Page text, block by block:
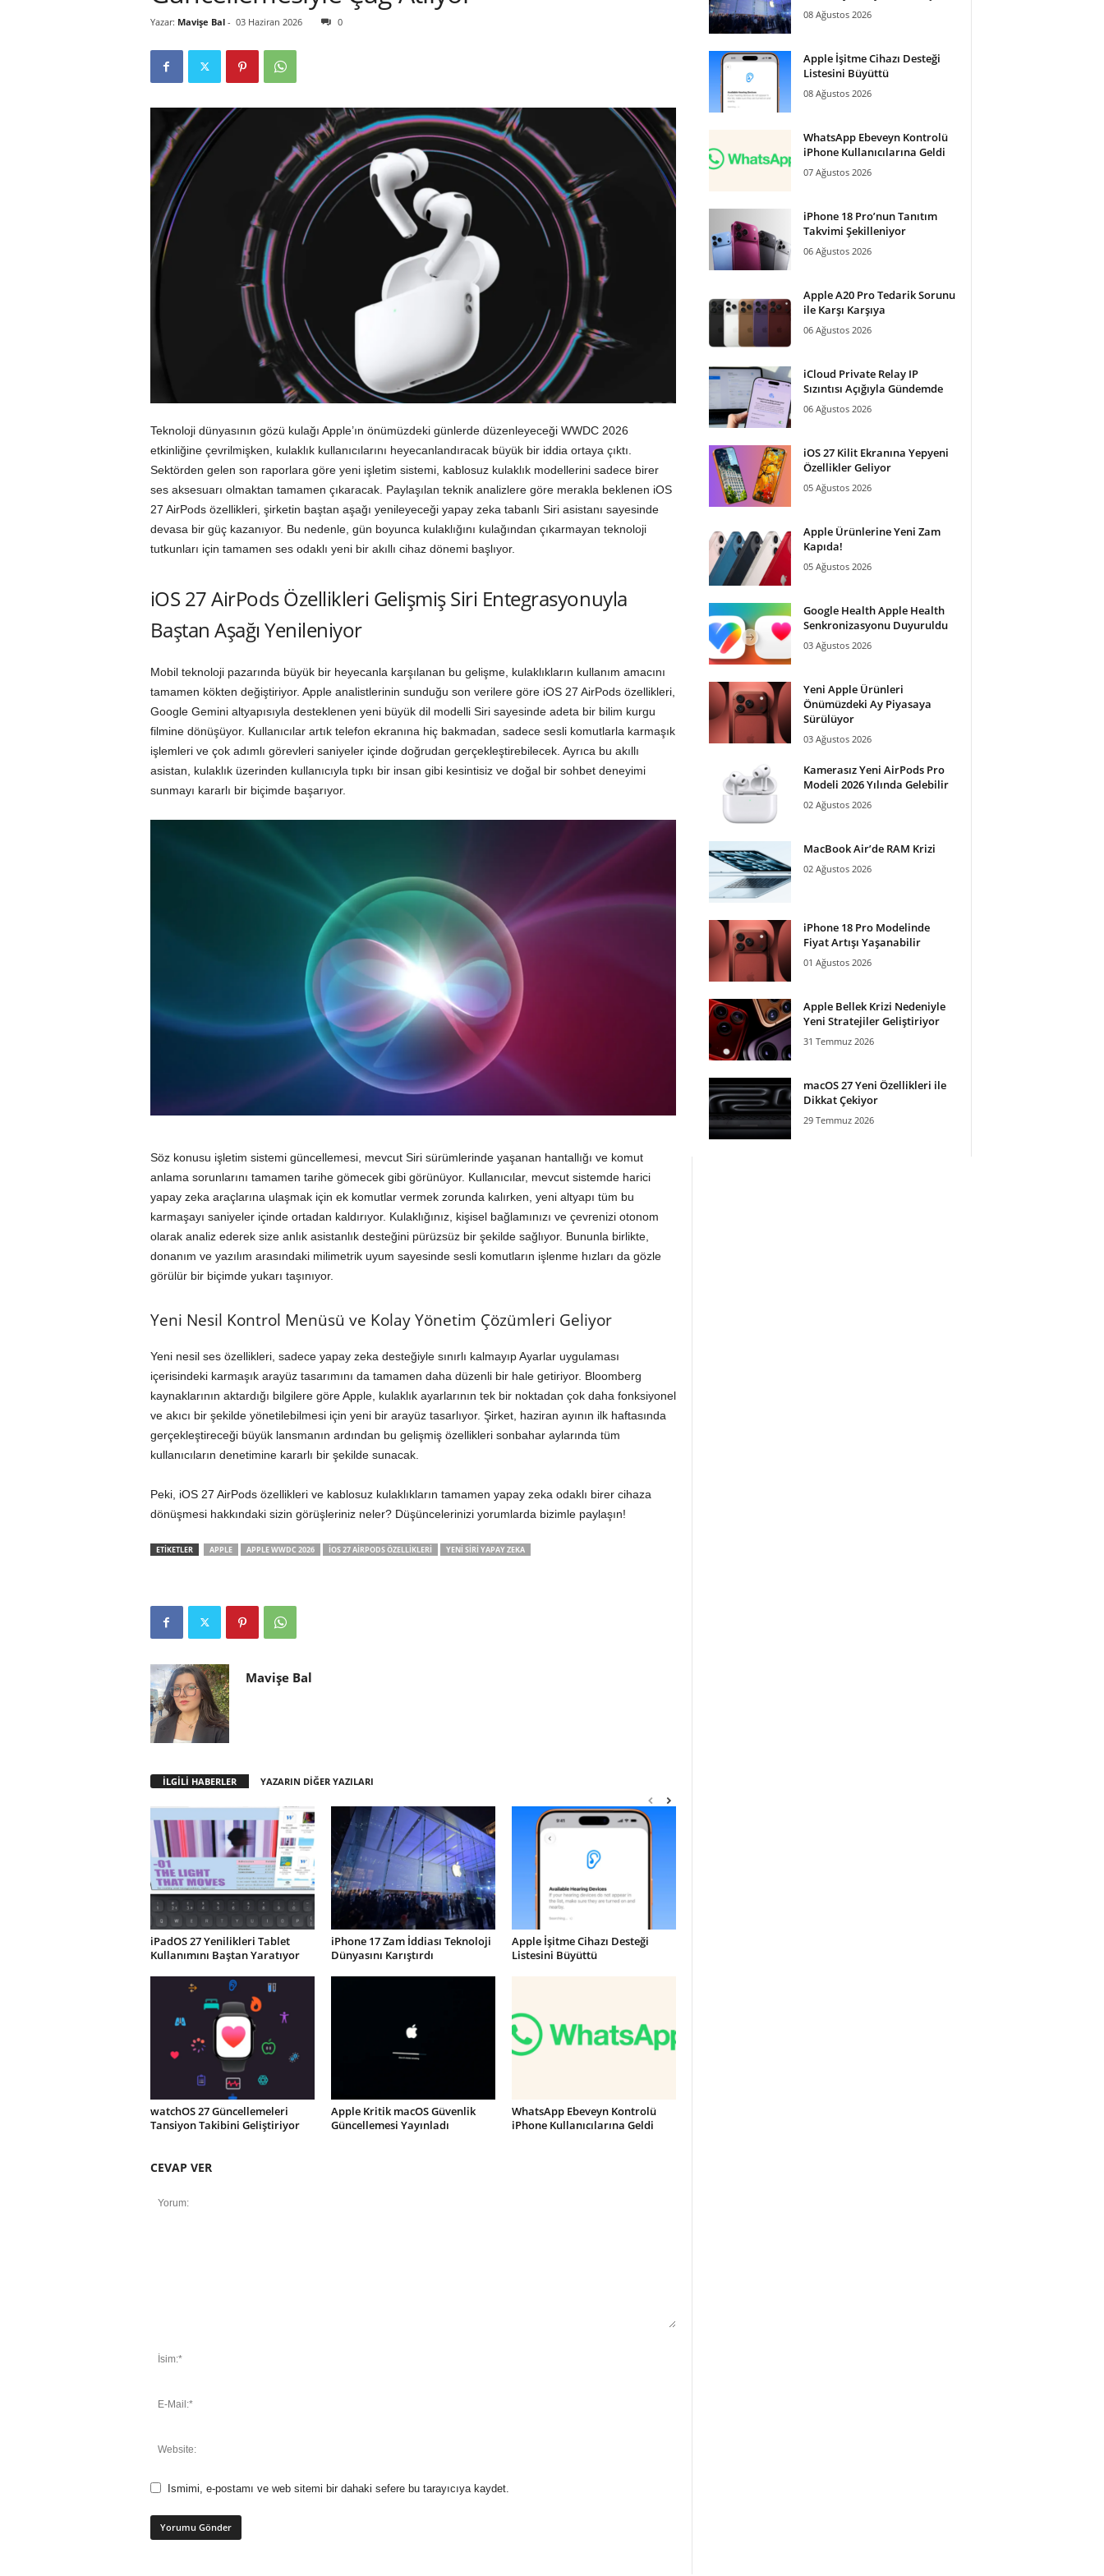
i
a
Yazar: Mavişe Bal- 03 Haziran 2026 0
Teknoloji dünyasının gözü kulağı Apple’ın önümüzdeki günlerde düzenleyeceği WWDC 2026
etkinliğine çevrilmişken, kulaklık kullanıcılarını heyecanlandıracak büyük bir iddia ortaya çıktı.
Sektörden gelen son raporlara göre yeni işletim sistemi, kablosuz kulaklık modellerini sadece birer
ses aksesuarı olmaktan tamamen çıkaracak. Paylaşılan teknik analizlere göre merakla beklenen iOS
27 AirPods özellikleri, şirketin baştan aşağı yenileyeceği yapay zeka tabanlı Siri asistanı sayesinde
devasa bir güç kazanıyor. Bu nedenle, gün boyunca kulaklığını kulağından çıkarmayan teknoloji
tutkunları için tamamen ses odaklı yeni bir akıllı cihaz dönemi başlıyor.
iOS 27 AirPods Özellikleri Gelişmiş Siri Entegrasyonuyla
Baştan Aşağı Yenileniyor
Mobil teknoloji pazarında büyük bir heyecanla karşılanan bu gelişme, kulaklıkların kullanım amacını
tamamen kökten değiştiriyor. Apple analistlerinin sunduğu son verilere göre iOS 27 AirPods özellikleri,
Google Gemini altyapısıyla desteklenen yeni büyük dil modelli Siri sayesinde adeta bir bilim kurgu
filmine dönüşüyor. Kullanıcılar artık telefon ekranına hiç bakmadan, sadece sesli komutlarla karmaşık
işlemleri ve çok adımlı görevleri saniyeler içinde doğrudan gerçekleştirebilecek. Ayrıca bu akıllı
asistan, kulaklık üzerinden kullanıcıyla tıpkı bir insan gibi kesintisiz ve doğal bir sohbet deneyimi
sunmayı kararlı bir biçimde başarıyor.
Söz konusu işletim sistemi güncellemesi, mevcut Siri sürümlerinde yaşanan hantallığı ve komut
anlama sorunlarını tamamen tarihe gömecek gibi görünüyor. Kullanıcılar, mevcut sistemde harici
yapay zeka araçlarına ulaşmak için ek komutlar vermek zorunda kalırken, yeni altyapı tüm bu
karmaşayı saniyeler içinde ortadan kaldırıyor. Kulaklığınız, kişisel bağlamınızı ve çevrenizi otonom
olarak analiz ederek size anlık asistanlık desteğini pürüzsüz bir şekilde sağlıyor. Bununla birlikte,
donanım ve yazılım arasındaki milimetrik uyum sayesinde sesli komutların işlenme hızları da gözle
görülür bir biçimde yukarı taşınıyor.
Yeni Nesil Kontrol Menüsü ve Kolay Yönetim Çözümleri Geliyor
Yeni nesil ses özellikleri, sadece yapay zeka desteğiyle sınırlı kalmayıp Ayarlar uygulaması
içerisindeki karmaşık arayüz tasarımını da tamamen daha düzenli bir hale getiriyor. Bloomberg
kaynaklarının aktardığı bilgilere göre Apple, kulaklık ayarlarının tek bir noktadan çok daha fonksiyonel
ve akıcı bir şekilde yönetilebilmesi için yeni bir arayüz tasarlıyor. Şirket, haziran ayının ilk haftasında
gerçekleştireceği büyük lansmanın ardından bu gelişmiş özellikleri sonbahar aylarında tüm
kullanıcıların denetimine kararlı bir şekilde sunacak.
Peki, iOS 27 AirPods özellikleri ve kablosuz kulaklıkların tamamen yapay zeka odaklı birer cihaza
dönüşmesi hakkındaki sizin görüşleriniz neler? Düşüncelerinizi yorumlarda bizimle paylaşın!
ETİKETLER APPLE APPLE WWDC 2026 IOS 27 AIRPODS ÖZELLIKLERI YENI SIRI YAPAY ZEKA
Mavişe Bal
İLGİLİ HABERLER YAZARIN DİĞER YAZILARI
iPadOS 27 Yenilikleri Tablet
Kullanımını Baştan Yaratıyor
iPhone 17 Zam İddiası Teknoloji
Dünyasını Karıştırdı
Apple İşitme Cihazı Desteği
Listesini Büyüttü
watchOS 27 Güncellemeleri
Tansiyon Takibini Geliştiriyor
Apple Kritik macOS Güvenlik
Güncellemesi Yayınladı
WhatsApp Ebeveyn Kontrolü
iPhone Kullanıcılarına Geldi
CEVAP VER
Ismimi, e-postamı ve web sitemi bir dahaki sefere bu tarayıcıya kaydet.
08 Ağustos 2026
Apple İşitme Cihazı Desteği
Listesini Büyüttü
08 Ağustos 2026
WhatsApp Ebeveyn Kontrolü
iPhone Kullanıcılarına Geldi
07 Ağustos 2026
iPhone 18 Pro’nun Tanıtım
Takvimi Şekilleniyor
06 Ağustos 2026
Apple A20 Pro Tedarik Sorunu
ile Karşı Karşıya
06 Ağustos 2026
iCloud Private Relay IP
Sızıntısı Açığıyla Gündemde
06 Ağustos 2026
iOS 27 Kilit Ekranına Yepyeni
Özellikler Geliyor
05 Ağustos 2026
Apple Ürünlerine Yeni Zam
Kapıda!
05 Ağustos 2026
Google Health Apple Health
Senkronizasyonu Duyuruldu
03 Ağustos 2026
Yeni Apple Ürünleri
Önümüzdeki Ay Piyasaya
Sürülüyor
03 Ağustos 2026
Kamerasız Yeni AirPods Pro
Modeli 2026 Yılında Gelebilir
02 Ağustos 2026
MacBook Air’de RAM Krizi
02 Ağustos 2026
iPhone 18 Pro Modelinde
Fiyat Artışı Yaşanabilir
01 Ağustos 2026
Apple Bellek Krizi Nedeniyle
Yeni Stratejiler Geliştiriyor
31 Temmuz 2026
macOS 27 Yeni Özellikleri ile
Dikkat Çekiyor
29 Temmuz 2026